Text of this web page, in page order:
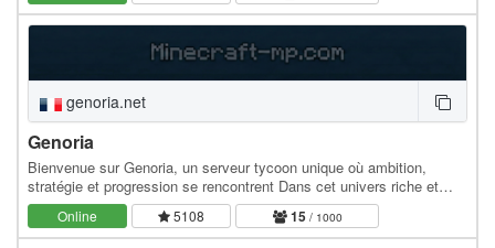
genoria.net
Genoria
Bienvenue sur Genoria, un serveur tycoon unique où ambition,
stratégie et progression se rencontrent Dans cet univers riche et
immersif, tu débutes avec peu de…
Online 5108 15/ 1000